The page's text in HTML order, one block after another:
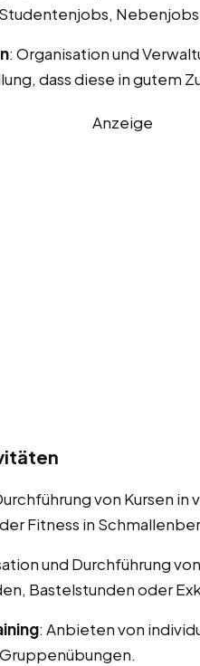
: Organisation und
dass diese in gutem
Anzeige
von Kursen
Fitness in
und Durchführung
Bastelstunden oder
: Anbieten von